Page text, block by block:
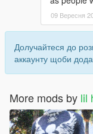
09 Вересня
Долучайтеся до
аккаунту щоби
More mods by lil